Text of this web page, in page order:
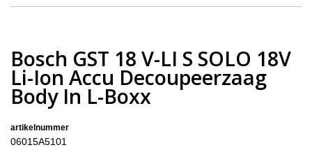
Bosch GST 18 V-LI S SOLO 18V
Li-Ion Accu Decoupeerzaag
Body In L-Boxx
artikelnummer
06015A5101